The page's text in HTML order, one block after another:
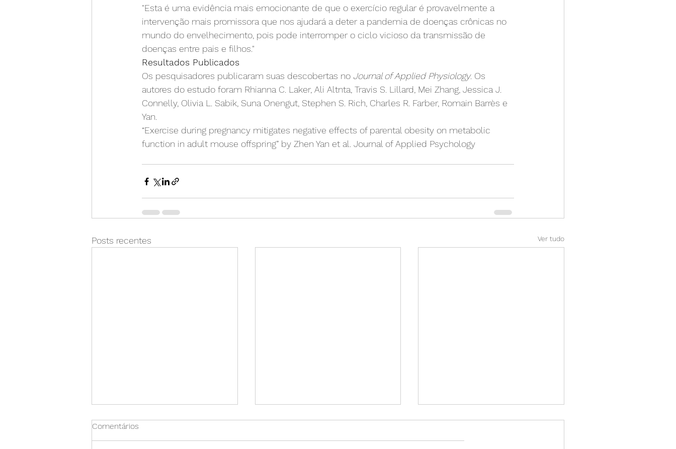
"Esta é uma evidência mais emocionante de que o exercício regular é provavelmente a
intervenção mais promissora que nos ajudará a deter a pandemia de doenças crônicas no
mundo do envelhecimento, pois pode interromper o ciclo vicioso da transmissão de
doenças entre pais e filhos."
Resultados Publicados
Os pesquisadores publicaram suas descobertas no Journal of Applied Physiology. Os
autores do estudo foram Rhianna C. Laker, Ali Altnta, Travis S. Lillard, Mei Zhang, Jessica J.
Connelly, Olivia L. Sabik, Suna Onengut, Stephen S. Rich, Charles R. Farber, Romain Barrès e
Yan.
“Exercise during pregnancy mitigates negative effects of parental obesity on metabolic
function in adult mouse offspring” by Zhen Yan et al. Journal of Applied Psychology
Posts recentes Ver tudo
Comentários